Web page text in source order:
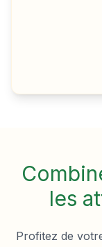
les
Profitez de